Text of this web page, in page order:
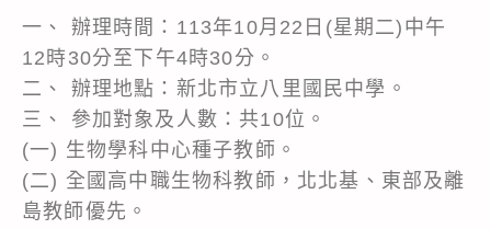
一、 辦理時間：113年10月22日(星期二)中午
12時30分至下午4時30分。
二、 辦理地點：新北市立八里國民中學。
三、 參加對象及人數：共10位。
(一) 生物學科中心種子教師。
(二) 全國高中職生物科教師，北北基、東部及離
島教師優先。